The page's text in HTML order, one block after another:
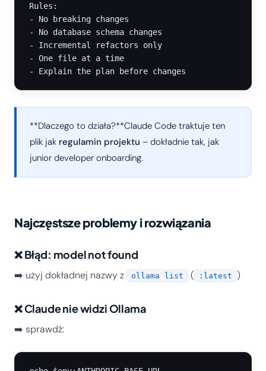
Rules:
- No breaking changes
- No database schema changes
- Incremental refactors only
- One file at a time
**Dlaczego to działa?**Claude Code traktuje ten
plik jak regulamin projektu – dokładnie tak, jak
junior developer onboarding.
Najczęstsze problemy i rozwiązania
❌ Błąd: model not found
➡️ użyj dokładnej nazwy z ollama list ( :latest )
❌ Claude nie widzi Ollama
➡️ sprawdź: